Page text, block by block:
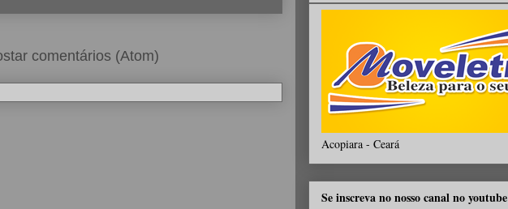
comentários (Atom)
Acopiara - Ceará
Se inscreva no nosso canal no youtube